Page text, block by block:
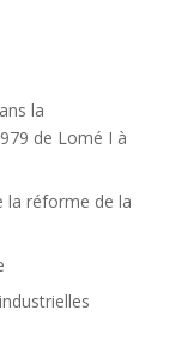
la
de Lomé I à
la réforme de la